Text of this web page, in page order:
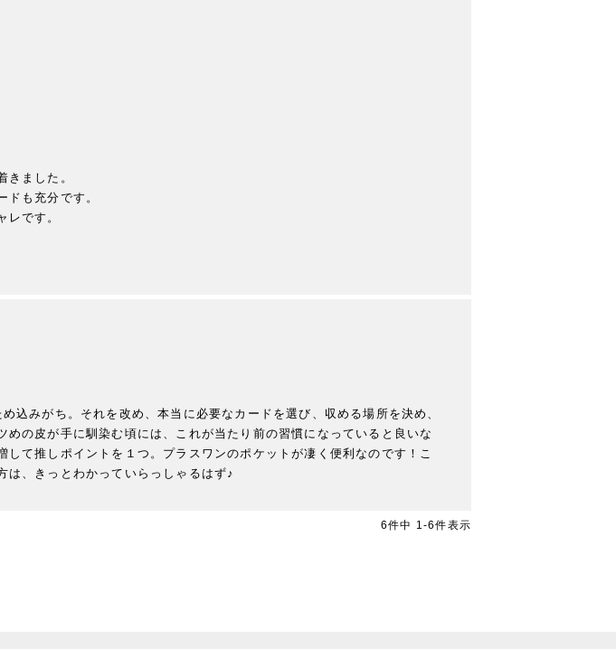
ました。
も充分です。
です。
込みがち。それを改め、本当に必要なカードを選び、収める場所を決め、
の皮が手に馴染む頃には、これが当たり前の習慣になっていると良いな
て推しポイントを１つ。プラスワンのポケットが凄く便利なのです！こ
は、きっとわかっていらっしゃるはず♪
6件中 1-6件表示